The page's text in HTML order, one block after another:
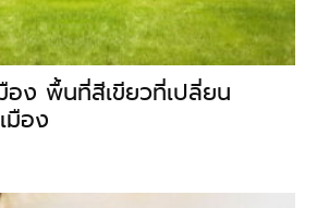
อง พื้นที่สีเขียวที่เปลี่ยน
อง